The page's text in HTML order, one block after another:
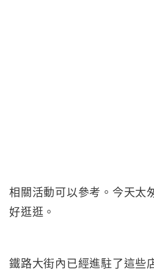
相關活動可以參考。今天太
好逛逛。
鐵路大街內已經進駐了這些